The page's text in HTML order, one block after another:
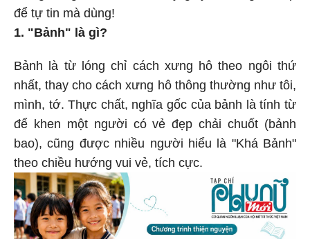
để tự tin mà dùng!
1. "Bảnh" là gì?
Bảnh là từ lóng chỉ cách xưng hô theo ngôi thứ
nhất, thay cho cách xưng hô thông thường như tôi,
mình, tớ. Thực chất, nghĩa gốc của bảnh là tính từ
để khen một người có vẻ đẹp chải chuốt (bảnh
bao), cũng được nhiều người hiểu là "Khá Bảnh"
theo chiều hướng vui vẻ, tích cực.